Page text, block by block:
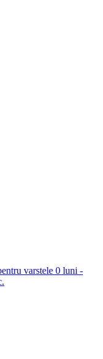
varstele 0 luni -